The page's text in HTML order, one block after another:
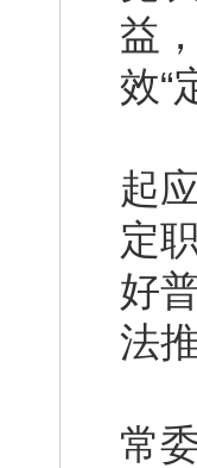
益
效“
栗
起
定
好
法
全
常